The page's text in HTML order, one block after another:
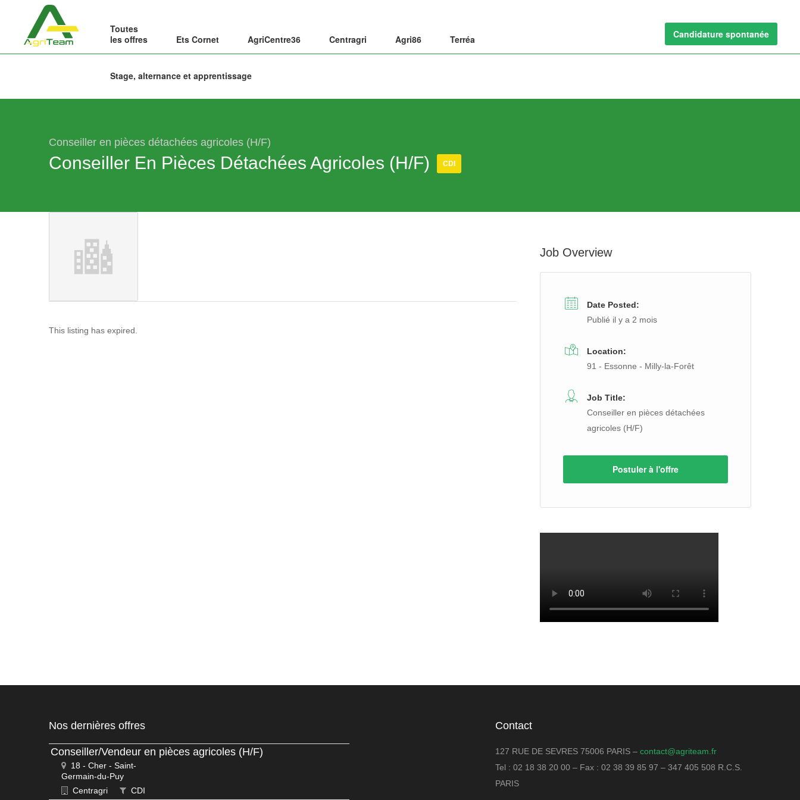
Toutes
les offres
Ets Cornet AgriCentre36 Centragri Agri86 Terréa
Stage, alternance et apprentissage
Candidature spontanée
Conseiller en pièces détachées agricoles (H/F)
Conseiller En Pièces Détachées Agricoles (H/F) CDI
This listing has expired.
Job Overview
Date Posted:
Publié il y a 2 mois
Location:
91 - Essonne - Milly-la-Forêt
Job Title:
Conseiller en pièces détachées
agricoles (H/F)
Postuler à l'offre
Nos dernières offres
Conseiller/Vendeur en pièces agricoles (H/F)
18 - Cher - Saint-
Germain-du-Puy
Centragri
CDI
Contact
127 RUE DE SEVRES 75006 PARIS – contact@agriteam.fr
Tel : 02 18 38 20 00 – Fax : 02 38 39 85 97 – 347 405 508 R.C.S.
PARIS